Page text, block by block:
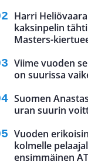
Harri
kaksinpelin
Masters-
Viime vuoden
on suurissa
Suomen
uran suurin
Vuoden
kolmelle
ensimmäinen